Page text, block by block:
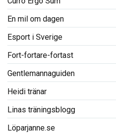
En mil om dagen
Esport i Sverige
Fort-fortare-fortast
Gentlemannaguiden
Heidi tränar
Linas träningsblogg
Löparjanne.se